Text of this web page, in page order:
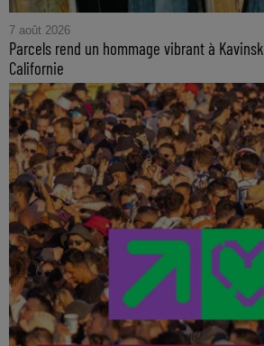
7 août 2026
Parcels rend un hommage vibrant à
Californie